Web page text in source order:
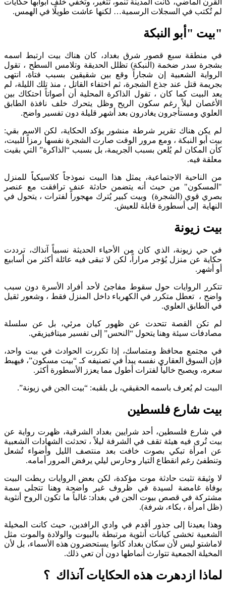
كانت المدينة تنمو، تتغير، وتخفي خلف أبوابها حكايات
في السجلات الرسمية… لكنها عاشت طويلًا في الهمس.
النبكة
سبع قصور شرق بغداد، كان هناك بيت ارتبط اسمه
سدر ضخمة (النبكة) تظلل الحديقة وتلامس السطح ، تقول
الشعبية إن شجاراً وقع بين شقيقين بسبب فتاة، انتهى
قتل عند جذع الشجرة، ثم اختفاء القاتل ، منذ تلك الليلة، لم
كما كان ، تقول الذاكرة المحلية أن أصواتاً احتكاك بين
ليلاً رغم سكون الريح وظل يتحرك خلف نافذة الطابق
ومستأجرون يغادرون بعد أشهر قليلة دون تفسير واضح.
هناك تقرير شرطة منشور يؤكد الحكاية، لكن الاسم بقي:
النبكة ، ومع مرور الوقت صارت الشجرة نفسها رمزاً للبيت،
لم يُلعن بسبب الجريمة، بل بسبب “الذاكرة” التي بقيت
الاجتماعية، يمثل هذا البيت نموذجاً كلاسيكياً للمنزل
من حيث أنه يتضمن حادثة عنف ترافقت مع عنصر
(الشجرة) وبيت كبير يُترك مهجوراً لفترات ، يتحول في
إلى أسطورة قابلة للعيش.
الذي كان من الأحياء الحديثة نسبياً آنذاك، ترددت
منزل يُؤجر مراراً، لكن لا تبقى فيه عائلة أكثر من أسابيع
الروايات حول سقوط مفاجئ لأحد أفراد الأسرة دون سبب
تعطل متكرر في الكهرباء داخل المنزل فقط ، وشعور ثقيل
العلوي.
القصة تتحدث عن ظهور كيان مرئي، بل عن سلسلة
سيئة وهنا يتحول “النحس” إلى تفسير ميتافيزيقي.
محافظ ومتماسك، إذا تكررت الحوادث في بيت واحد،
العقاري نفسه يبدأ في تصنيفه كـ “بيت مسكون”، فيهبط
خالياً لفترات أطول مما يعزز الأسطورة أكثر.
يُعرف باسمه الحقيقي، بل بلقبه: “بيت الجن في زيونة”.
شارع فلسطين
فلسطين، أحد شرايين بغداد الشرقية، ظهرت رواية عن
فيه هيئة تقف في الشرفة ليلاً ، تحدثت الشهادات الشعبية
تبكي بصوت خافت بعد منتصف الليل وأضواء تُشعل
رغم انقطاع التيار وحارس ليلي يرفض المرور أمامه.
تثبت حادثة موت مؤكدة، لكن بعض الروايات ربطت البيت
غامضة لسيدة في ظروف غير واضحة وهنا تتجلى سمة
في قصص بيوت الجن في بغداد: غالباً ما تكون الروح أنثوية
، بكاء، شرفة).
إلى جذور أقدم في وادي الرافدين، حيث كانت المخيلة
تخشى كيانات أنثوية مرتبطة بالبيوت والولادة والموت مثل
ليس لأن سكان بغداد كانوا يستحضرون هذه الأسماء، بل لأن
الجمعية تتوارث أنماطها دون أن تعي ذلك.
ازدهرت هذه الحكايات آنذاك ؟